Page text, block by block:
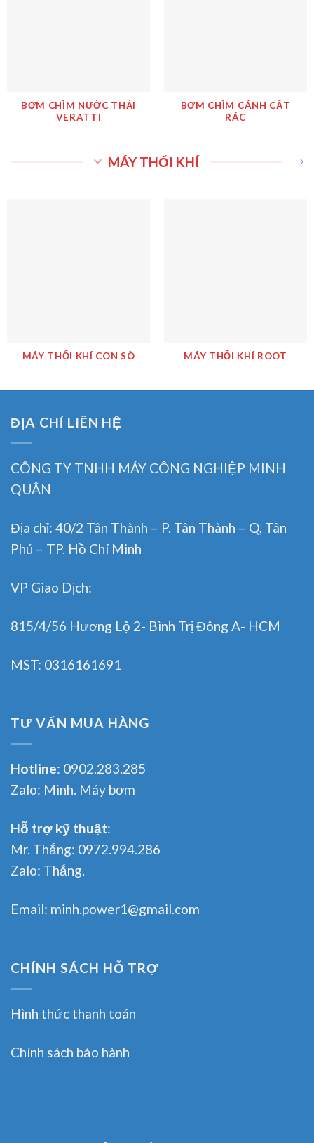
BƠM CHÌM NƯỚC THẢI
VERATTI
BƠM CHÌM CÁNH CẮT
RÁC
MÁY THỔI KHÍ
MÁY THỔI KHÍ CON SÒ MÁY THỔI KHÍ ROOT
ĐỊA CHỈ LIÊN HỆ
CÔNG TY TNHH MÁY CÔNG NGHIỆP MINH
QUÂN
Địa chỉ: 40/2 Tân Thành – P. Tân Thành – Q, Tân
Phú – TP. Hồ Chí Minh
VP Giao Dịch:
815/4/56 Hương Lộ 2- Bình Trị Đông A- HCM
MST: 0316161691
TƯ VẤN MUA HÀNG
Hotline: 0902.283.285
Zalo: Minh. Máy bơm
Hỗ trợ kỹ thuật:
Mr. Thắng: 0972.994.286
Zalo: Thắng.
Email: minh.power1@gmail.com
CHÍNH SÁCH HỖ TRỢ
Hình thức thanh toán
Chính sách bảo hành